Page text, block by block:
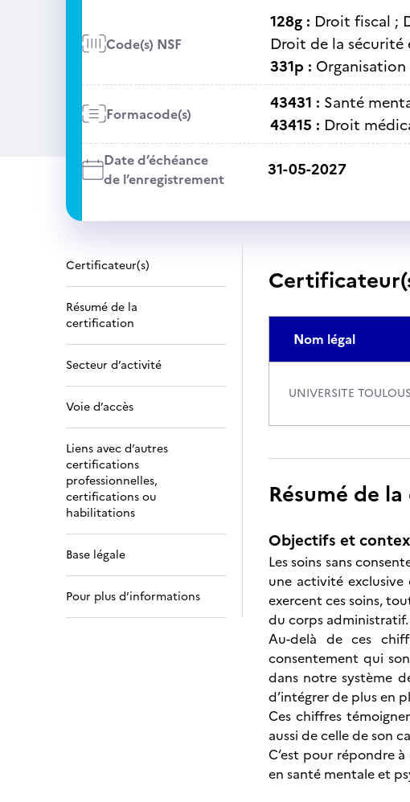
Code(s) NSF
128g : Droit fiscal ;
Droit de la
331p :
Formacode(s)
43431 : Santé
43415 : Droit
Date d’échéance
de l’enregistrement
31-05-2027
Certificateur(s)
Résumé de la
certification
Secteur d’activité
Voie d’accès
Liens avec d’autres
certifications
professionnelles,
certifications ou
habilitations
Base légale
Pour plus d’informations
Nom légal
UNIVERSITE
Résumé de
Objectifs et
Les soins sans
une activité
exercent ces soins,
du corps administratif.
Au-delà de ces
consentement qui
dans notre système
d’intégrer de plus en
Ces chiffres
aussi de celle de son
C’est pour répondre
en santé mentale et